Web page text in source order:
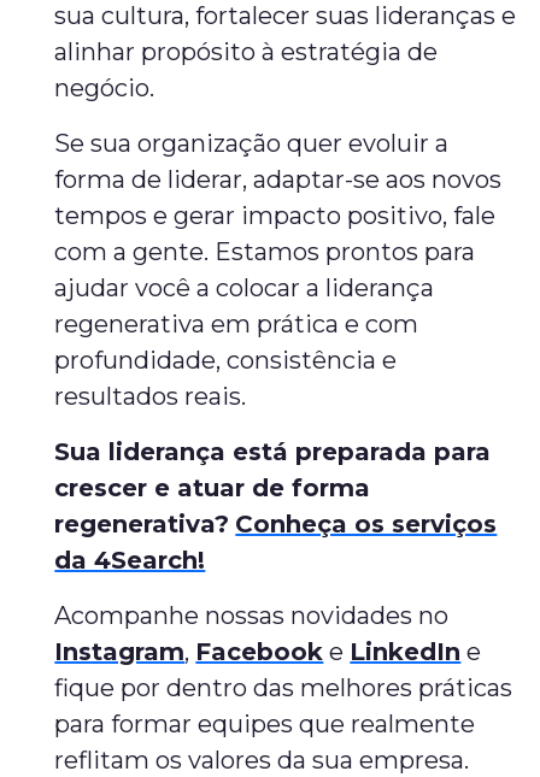
sua cultura, fortalecer suas lideranças e
alinhar propósito à estratégia de
negócio.
Se sua organização quer evoluir a
forma de liderar, adaptar-se aos novos
tempos e gerar impacto positivo, fale
com a gente. Estamos prontos para
ajudar você a colocar a liderança
regenerativa em prática e com
profundidade, consistência e
resultados reais.
Sua liderança está preparada para
crescer e atuar de forma
regenerativa? Conheça os serviços
da 4Search!
Acompanhe nossas novidades no
Instagram, Facebook e LinkedIn e
fique por dentro das melhores práticas
para formar equipes que realmente
reflitam os valores da sua empresa.